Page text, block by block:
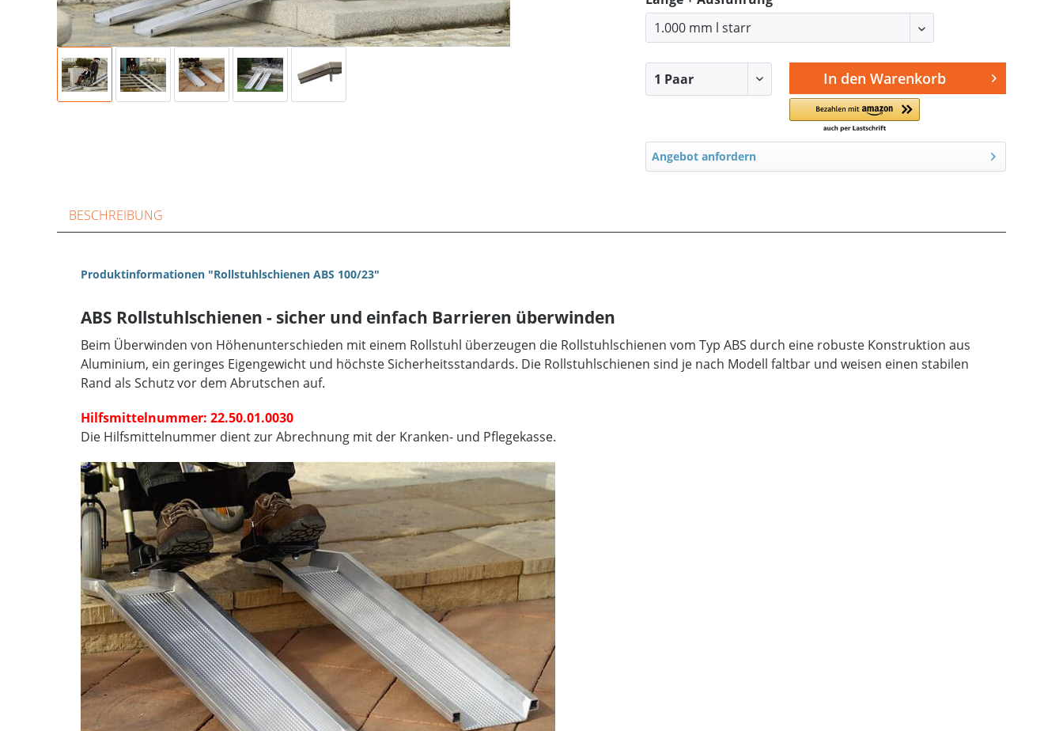
In den Warenkorb
Angebot anfordern
BESCHREIBUNG
Produktinformationen "Rollstuhlschienen ABS 100/23"
ABS Rollstuhlschienen - sicher und einfach Barrieren überwinden
Beim Überwinden von Höhenunterschieden mit einem Rollstuhl überzeugen die Rollstuhlschienen vom Typ ABS durch eine robuste Konstruktion aus
Aluminium, ein geringes Eigengewicht und höchste Sicherheitsstandards. Die Rollstuhlschienen sind je nach Modell faltbar und weisen einen stabilen
Rand als Schutz vor dem Abrutschen auf.
Hilfsmittelnummer: 22.50.01.0030
Die Hilfsmittelnummer dient zur Abrechnung mit der Kranken- und Pflegekasse.